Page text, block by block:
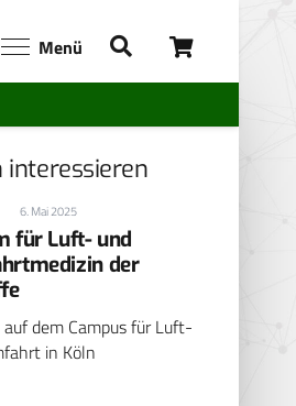
Menü
interessieren
6. Mai 2025
für Luft- und
der
dem Campus für Luft-
in Köln